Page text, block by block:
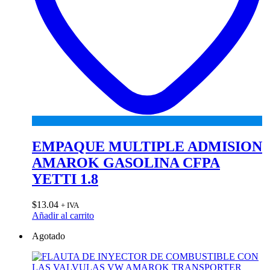
EMPAQUE MULTIPLE ADMISION
AMAROK GASOLINA CFPA
YETTI 1.8
$13.04 + IVA
Añadir al carrito
Agotado